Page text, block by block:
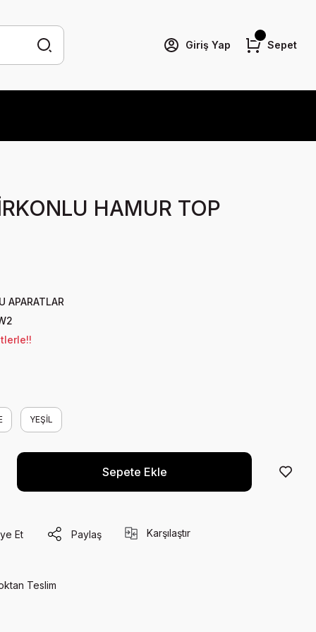
Giriş Yap Sepet
HAMUR TOP
APARATLAR
YEŞİL
Sepete Ekle
Et Paylaş Karşılaştır
Teslim